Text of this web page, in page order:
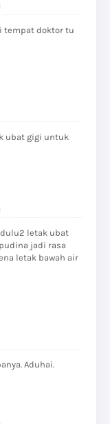
tempat doktor tu
ubat gigi untuk
dulu2 letak ubat
jadi rasa
letak bawah air
Aduhai.